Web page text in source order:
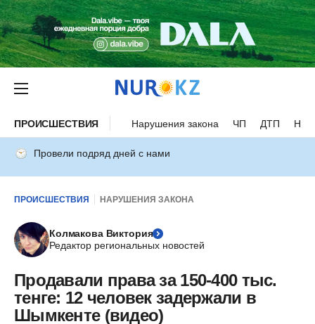
ПРОИСШЕСТВИЯ Нарушения закона ЧП ДТП
Провели подряд дней с нами
ПРОИСШЕСТВИЯ НАРУШЕНИЯ ЗАКОНА
Колмакова Виктория
Редактор региональных новостей
Продавали права за 150-400 тыс.
тенге: 12 человек задержали в
Шымкенте (видео)